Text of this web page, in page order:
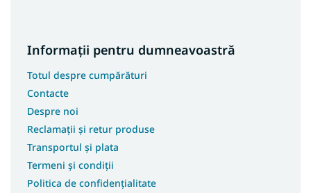
Informații pentru dumneavoastră
Totul despre cumpărături
Contacte
Despre noi
Reclamații și retur produse
Transportul și plata
Termeni și condiții
Politica de confidențialitate